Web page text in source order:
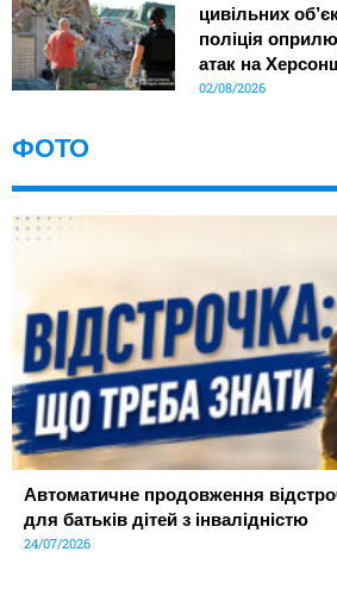
цивільних
поліція
атак на
02/08/2026
ФОТО
Автоматичне продовження
для батьків дітей з інвалідністю
24/07/2026